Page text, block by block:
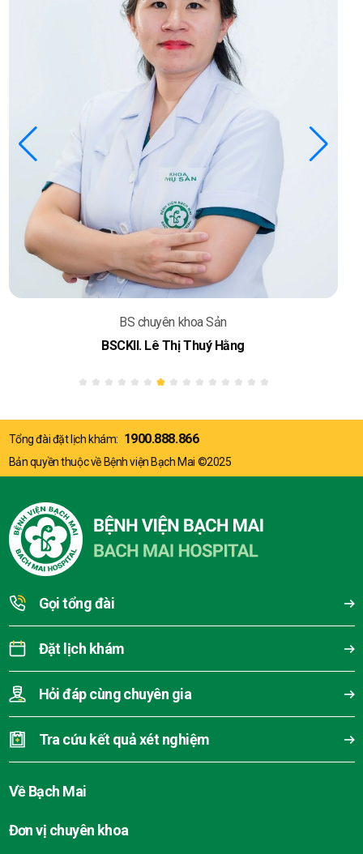
BS chuyên khoa Sản
BSCKII. Lê Thị Thuý Hằng
Tổng đài đặt lịch khám: 1900.888.866
Bản quyền thuộc về Bệnh viện Bạch Mai ©2025
Gọi tổng đài
Đặt lịch khám
Hỏi đáp cùng chuyên gia
Tra cứu kết quả xét nghiệm
Về Bạch Mai
Đơn vị chuyên khoa